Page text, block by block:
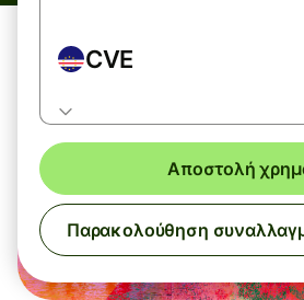
CVE
Αποστολή
Παρακολούθηση